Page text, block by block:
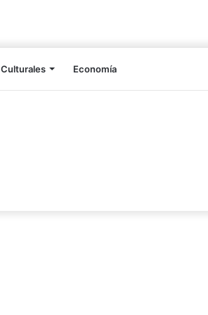
Culturales Economía